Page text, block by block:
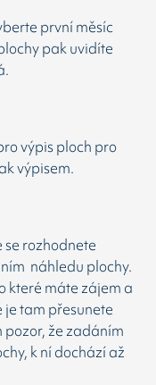
první měsíc
pak uvidíte
výpis ploch pro
výpisem.
se rozhodnete
náhledu plochy.
které máte zájem a
je tam přesunete
pozor, že zadáním
k ní dochází až